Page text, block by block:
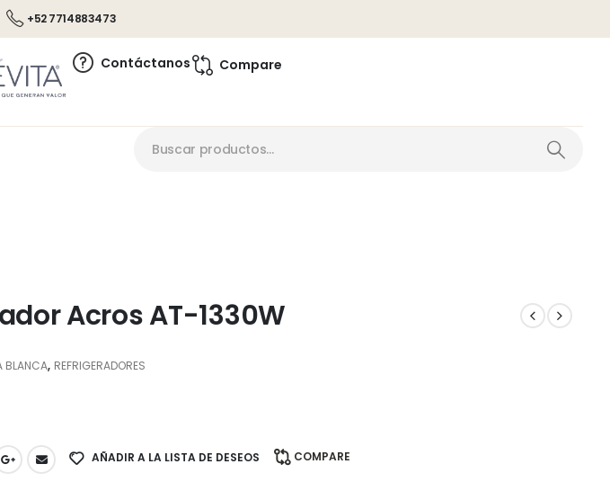
+52 7714883473
Contáctanos Compare
Acros AT-1330W
BLANCA, REFRIGERADORES
AÑADIR A LA LISTA DE DESEOS COMPARE